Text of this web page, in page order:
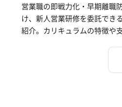
営業職の即戦力化・早期離職
け、新人営業研修を委託でき
紹介。カリキュラムの特徴や